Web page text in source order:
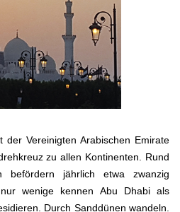
Vereinigten Arabischen Emirate
zu allen Kontinenten. Rund
befördern jährlich etwa zwanzig
wenige kennen Abu Dhabi als
Durch Sanddünen wandeln.